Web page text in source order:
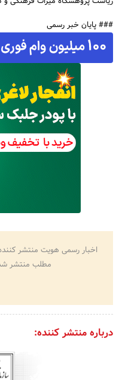
### پایان خبر رسمی
اخبار رسمی هویت منتشر
مطلب منتشر
درباره منتشر کننده: